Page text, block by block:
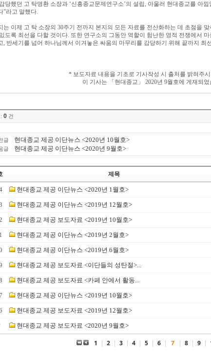
당했던 고 탁명환 소장과 ‘신흥종교문제연구소’의 설립, 아울러 현대종교를 아
”라고 말했다.
는 이제 고 탁 소장의 30주기 전까지 본지의 모든 자료를 전산화하는 데 초점을 맞
도록 최선을 다할 것이다. 또한 연구소의 그동안 역할이 험난한 영적 전쟁에서
, 반세기를 넘어 하나님께서 이겨놓은 싸움의 마무리를 감당하기 위해 끝까지 최
* 보도자료 내용을 기초로 기사작성 시 출처를 밝혀주
이 기사는
「 현대종교 」 2020년 9월호에 게재되
0 건
글 현대종교 제공 이단뉴스 <2020년 10월호>
글 현대종교 제공 이단뉴스 <2020년 9월호>
제목
현대종교 제공 이단뉴스 <2020년 1월호>
현대종교 제공 이단뉴스 <2019년 12월호>
현대종교 제공 보도자료 <2019년 10월호>
현대종교 제공 이단뉴스 <2019년 2월호>
현대종교 제공 이단뉴스 <2019년 6월호>
현대종교 제공 보도자료 <이단들의 성탄절>...
현대종교 제공 보도자료 <카페 안에서 활동...
현대종교 제공 이단뉴스 <2019년 10월호>
현대종교 제공 보도자료 <2019년 12월호>
현대종교 제공 보도자료 <2020년 9월호>
1 | 2 | 3 | 4 | 5 | 6 | 7 | 8 | 9 |